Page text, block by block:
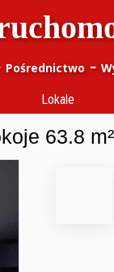
Pośrednictwo -
Lokale
63.8